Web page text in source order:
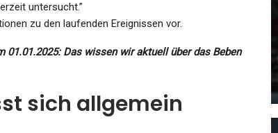
untersucht.”
zu den laufenden Ereignissen vor.
Das wissen wir aktuell über das Beben
sich allgemein
Asteroiden Am 28.05.2023:
An…